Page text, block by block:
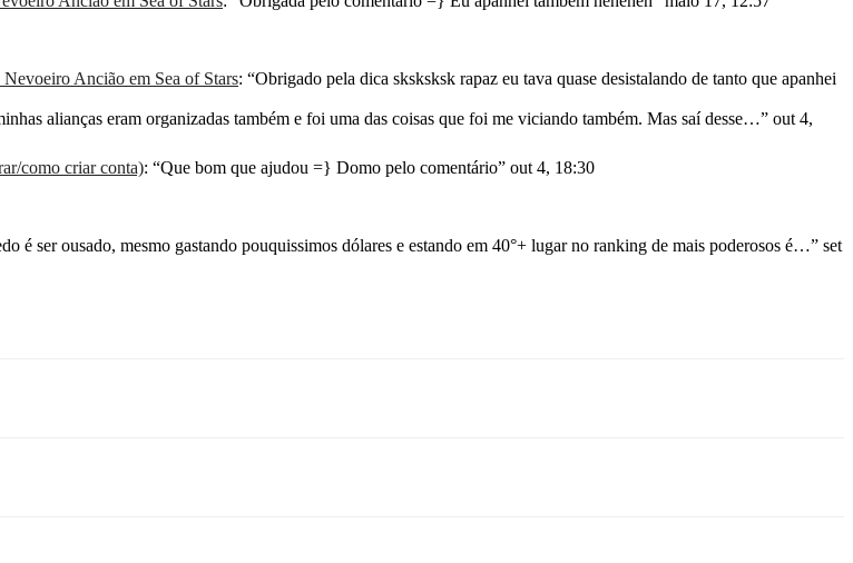
Ancião em Sea of Stars: “Obrigado pela dica sksksksk rapaz eu tava quase desistalando de tanto que apanhei
alianças eram organizadas também e foi uma das coisas que foi me viciando também. Mas saí desse…” out 4,
como criar conta): “Que bom que ajudou =} Domo pelo comentário” out 4, 18:30
é ser ousado, mesmo gastando pouquissimos dólares e estando em 40°+ lugar no ranking de mais poderosos é…” set